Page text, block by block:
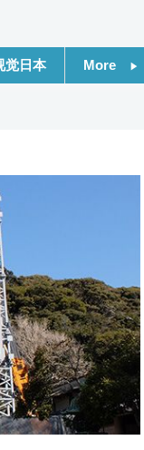
觉日本 More
人物访谈
东京
编辑部通知